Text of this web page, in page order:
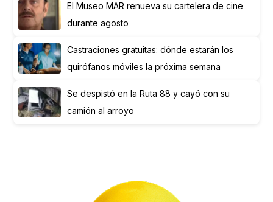
El Museo MAR renueva su cartelera de cine
durante agosto
Castraciones gratuitas: dónde estarán los
quirófanos móviles la próxima semana
Se despistó en la Ruta 88 y cayó con su
camión al arroyo